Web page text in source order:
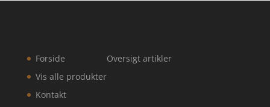
Forside
Vis alle produkter
Kontakt
Oversigt artikler